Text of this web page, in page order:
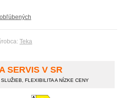
Teka
SERVIS V SR
FLEXIBILITA A NÍZKE CENY